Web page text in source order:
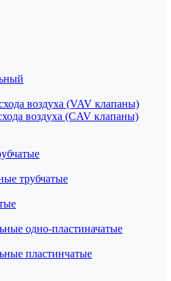
воздуха (VAV клапаны)
воздуха (CAV клапаны)
трубчатые
одно-пластиначатые
пластинчатые